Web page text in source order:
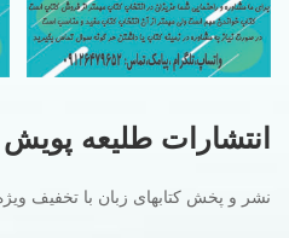
انتشارات طلیعه پویش
نشر و پخش کتابهای زبان با تخفیف